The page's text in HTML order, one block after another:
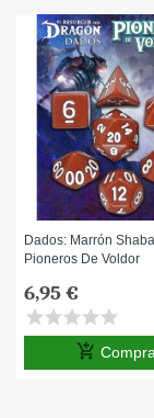
Dados: Marrón
Pioneros De Voldor
6,95 €
starstarstarstarstar
add_shopping_cart